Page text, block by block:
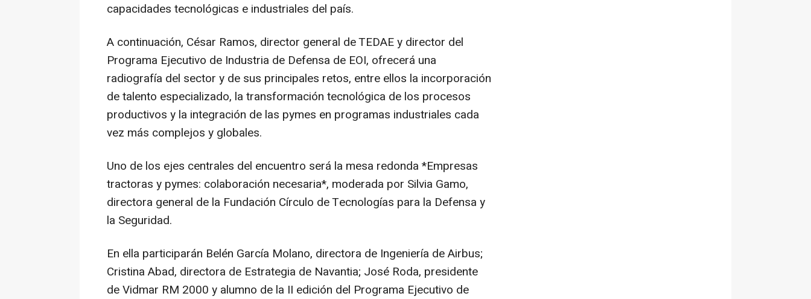
capacidades tecnológicas e industriales del país.
A continuación, César Ramos, director general de TEDAE y director del
Programa Ejecutivo de Industria de Defensa de EOI, ofrecerá una
radiografía del sector y de sus principales retos, entre ellos la incorporación
de talento especializado, la transformación tecnológica de los procesos
productivos y la integración de las pymes en programas industriales cada
vez más complejos y globales.
Uno de los ejes centrales del encuentro será la mesa redonda *Empresas
tractoras y pymes: colaboración necesaria*, moderada por Silvia Gamo,
directora general de la Fundación Círculo de Tecnologías para la Defensa y
la Seguridad.
En ella participarán Belén García Molano, directora de Ingeniería de Airbus;
Cristina Abad, directora de Estrategia de Navantia; José Roda, presidente
de Vidmar RM 2000 y alumno de la II edición del Programa Ejecutivo de